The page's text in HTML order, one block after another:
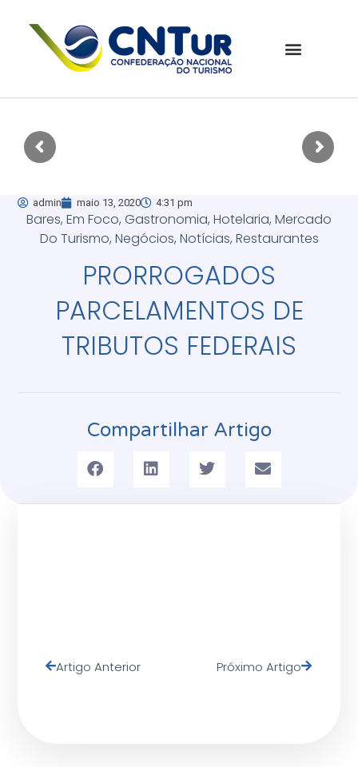
admin maio 13, 2020 4:31 pm
Bares, Em Foco, Gastronomia, Hotelaria, Mercado
Do Turismo, Negócios, Notícias, Restaurantes
PRORROGADOS
PARCELAMENTOS DE
TRIBUTOS FEDERAIS
Compartilhar Artigo
Artigo Anterior Próximo Artigo